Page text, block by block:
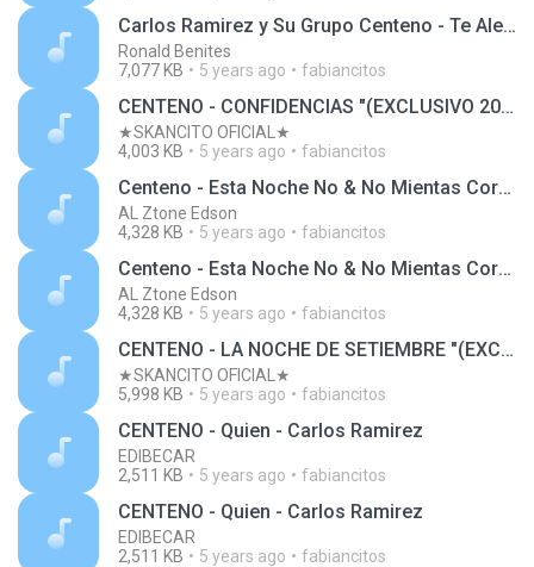
Carlos Ramirez y Su Grupo Centeno - Te Alejas
Ronald Benites
7,077 KB
5 years ago fabiancitos
CENTENO - CONFIDENCIAS "(EXCLUSIVO 2015)"
★SKANCITO OFICIAL★
4,003 KB
5 years ago fabiancitos
Centeno - Esta Noche No & No Mientas Corazon 2001
AL Ztone Edson
4,328 KB
5 years ago fabiancitos
Centeno - Esta Noche No & No Mientas Corazon 2001
AL Ztone Edson
4,328 KB
5 years ago fabiancitos
CENTENO - LA NOCHE DE SETIEMBRE "(EXCLUSIVO 2015)"
★SKANCITO OFICIAL★
5,998 KB
5 years ago fabiancitos
CENTENO - Quien - Carlos Ramirez
EDIBECAR
2,511 KB
5 years ago fabiancitos
CENTENO - Quien - Carlos Ramirez
EDIBECAR
2,511 KB
5 years ago fabiancitos